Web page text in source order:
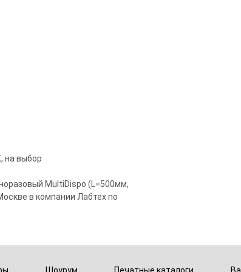
на выбор
MultiDispo (L=500мм,
в компании Лабтех по